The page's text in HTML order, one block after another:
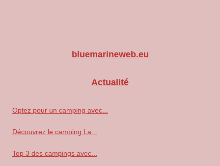
bluemarineweb.eu
Actualité
Optez pour un camping avec...
Découvrez le camping La...
Top 3 des campings avec...